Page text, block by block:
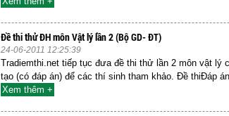
Đề thi thử ĐH môn Vật lý lần 2 (Bộ GD- ĐT)
24-06-2011 12:25:39
Tradiemthi.net tiếp tục đưa đề thi thử lần 2 môn vật lý
tạo (có đáp án) để các thí sinh tham khảo. Đề thiĐáp
Xem thêm +